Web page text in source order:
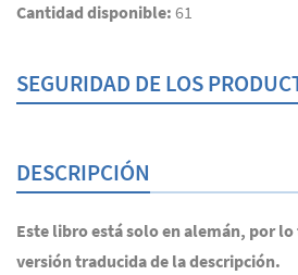
Cantidad disponible: 61
SEGURIDAD DE LOS
DESCRIPCIÓN
Este libro está solo en alemán, por
versión traducida de la descripción.